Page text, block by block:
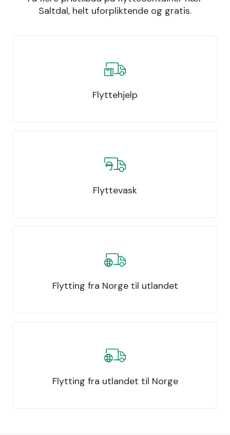
Saltdal, helt uforpliktende og gratis.
Flyttehjelp
Flyttevask
Flytting fra Norge til utlandet
Flytting fra utlandet til Norge